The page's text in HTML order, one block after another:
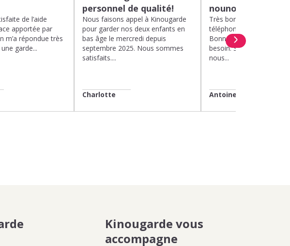
de l’aide
apportée par
m’a répondue très
garde...
personnel de qualité!
Nous faisons appel à Kinougarde
pour garder nos deux enfants en
bas âge le mercredi depuis
septembre 2025. Nous sommes
satisfaits....
Charlotte
nounou parfaite!
Très bons interlocuteurs
téléphone. Rapidité.
Bonne compréhension
besoin. Soucis du détail.
nous...
Antoine
Kinougarde vous
accompagne